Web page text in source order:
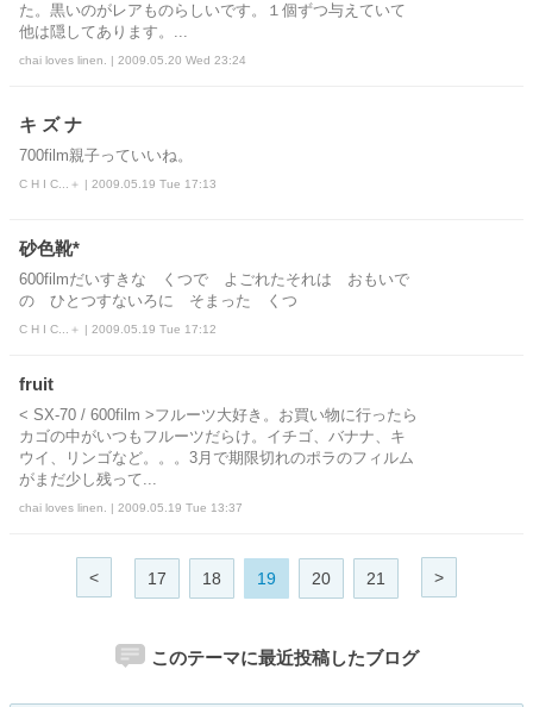
た。黒いのがレアものらしいです。１個ずつ与えていて
他は隠してあります。...
chai loves linen. | 2009.05.20 Wed 23:24
キ ズ ナ
700film親子っていいね。
C H I C...＋ | 2009.05.19 Tue 17:13
砂色靴*
600filmだいすきな くつで よごれたそれは おもいで
の ひとつすないろに そまった くつ
C H I C...＋ | 2009.05.19 Tue 17:12
fruit
< SX-70 / 600film >フルーツ大好き。お買い物に行ったら
カゴの中がいつもフルーツだらけ。イチゴ、バナナ、キ
ウイ、リンゴなど。。。3月で期限切れのポラのフィルム
がまだ少し残って...
chai loves linen. | 2009.05.19 Tue 13:37
< 17 18 19 20 21 >
このテーマに最近投稿したブログ